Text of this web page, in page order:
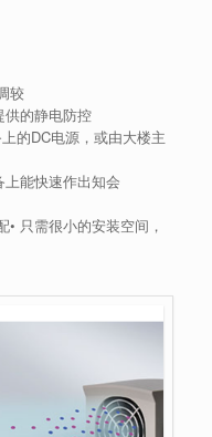
较
供的静电防控
的DC电源，或由大楼主
上能快速作出知会
只需很小的安装空间，